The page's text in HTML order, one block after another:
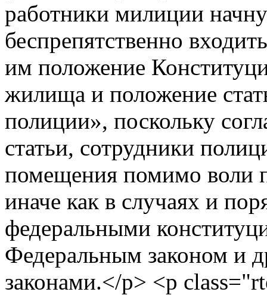
работники милиции
беспрепятственно
им положение
жилища и положение
полиции», поскольку
статьи, сотрудники
помещения помимо воли
иначе как в случаях и
федеральными
Федеральным законом и
законами.</p> <p